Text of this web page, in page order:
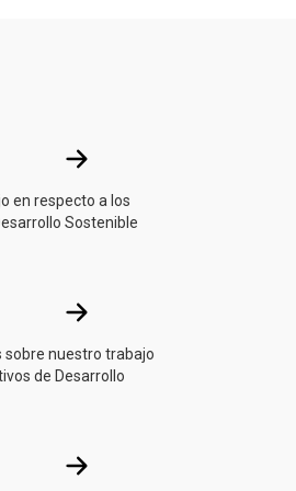
ODS
en respecto a los
Sostenible
Historias
sobre nuestro trabajo
de Desarrollo
Empleos